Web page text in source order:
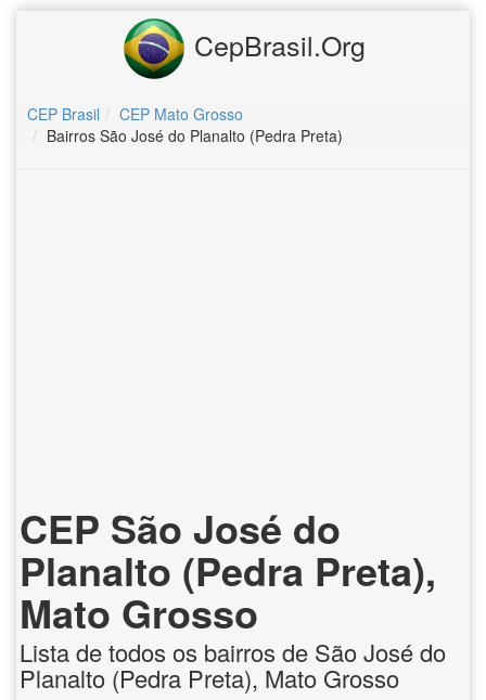
CepBrasil.Org
CEP Brasil
CEP Mato Grosso
Bairros São José do Planalto (Pedra Preta)
CEP São José do
Planalto (Pedra Preta),
Mato Grosso
Lista de todos os bairros de São José do
Planalto (Pedra Preta), Mato Grosso